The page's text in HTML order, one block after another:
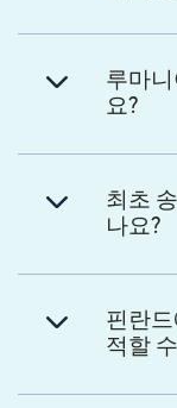
루마
요?
최초
나요?
핀란
적할